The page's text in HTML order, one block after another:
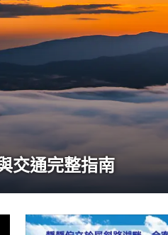
交通完整指南